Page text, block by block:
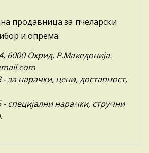
продавница за пчеларски
и опрема.
6000 Охрид, Р.Македонија.
- за нарачки, цени, достапност,
- специјални нарачки, стручни